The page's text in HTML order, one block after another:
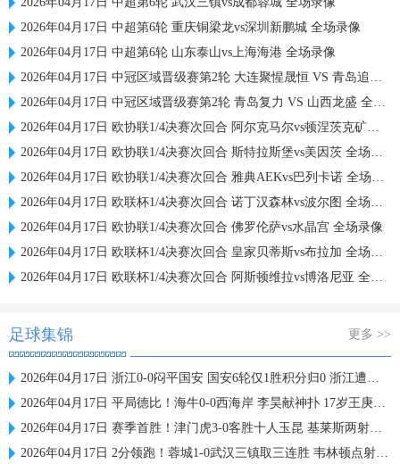
2026年04月17日 中超第6轮 重庆铜梁龙vs深圳新鹏城 全场录像
2026年04月17日 中超第6轮 山东泰山vs上海海港 全场录像
2026年04月17日 中冠区域晋级赛第2轮 大连聚惺晟恒 VS 青岛追风少年 全场录像
2026年04月17日 中冠区域晋级赛第2轮 青岛复力 VS 山西龙盛 全场录像
2026年04月17日 欧协联1/4决赛次回合 阿尔克马尔vs顿涅茨克矿工 全场录像
2026年04月17日 欧协联1/4决赛次回合 斯特拉斯堡vs美因茨 全场录像
2026年04月17日 欧协联1/4决赛次回合 雅典AEKvs巴列卡诺 全场录像
2026年04月17日 欧联杯1/4决赛次回合 诺丁汉森林vs波尔图 全场录像
2026年04月17日 欧协联1/4决赛次回合 佛罗伦萨vs水晶宫 全场录像
2026年04月17日 欧联杯1/4决赛次回合 皇家贝蒂斯vs布拉加 全场录像
2026年04月17日 欧联杯1/4决赛次回合 阿斯顿维拉vs博洛尼亚 全场录像
足球集锦 更多 >>
2026年04月17日 浙江0-0闷平国安 国安6轮仅1胜积分归0 浙江遭遇3轮不胜
2026年04月17日 平局德比！海牛0-0西海岸 李昊献神扑 17岁王庚睿、邝兆镭登场
2026年04月17日 赛季首胜！津门虎3-0客胜十人玉昆 基莱斯两射一传谢蒂内替补传射
2026年04月17日 2分领跑！蓉城1-0武汉三镇取三连胜 韦林顿点射制胜胡荷韬造点